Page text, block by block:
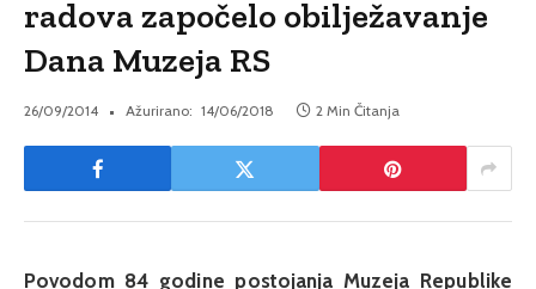
radova započelo obilježavanje
Dana Muzeja RS
26/09/2014 Ažurirano: 14/06/2018 2 Min Čitanja
Povodom 84 godine postojanja Muzeja Republike